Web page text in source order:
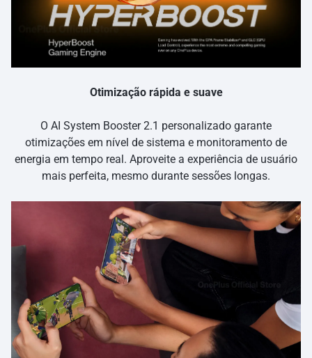
Otimização rápida e suave
O AI System Booster 2.1 personalizado garante
otimizações em nível de sistema e monitoramento de
energia em tempo real. Aproveite a experiência de usuário
mais perfeita, mesmo durante sessões longas.